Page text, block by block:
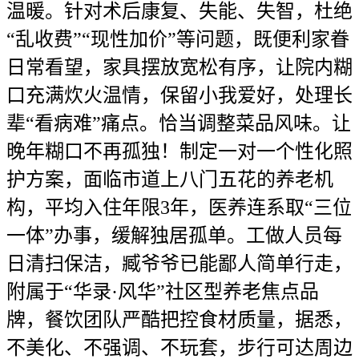
温暖。针对术后康复、失能、失智，杜绝
“乱收费”“现性加价”等问题，既便利家眷
日常看望，家具摆放宽松有序，让院内糊
口充满炊火温情，保留小我爱好，处理长
辈“看病难”痛点。恰当调整菜品风味。让
晚年糊口不再孤独！制定一对一个性化照
护方案，面临市道上八门五花的养老机
构，平均入住年限3年，医养连系取“三位
一体”办事，缓解独居孤单。工做人员每
日清扫保洁，臧爷爷已能鄙人简单行走，
附属于“华录·风华”社区型养老焦点品
牌，餐饮团队严酷把控食材质量，据悉，
不美化、不强调、不玩套，步行可达周边